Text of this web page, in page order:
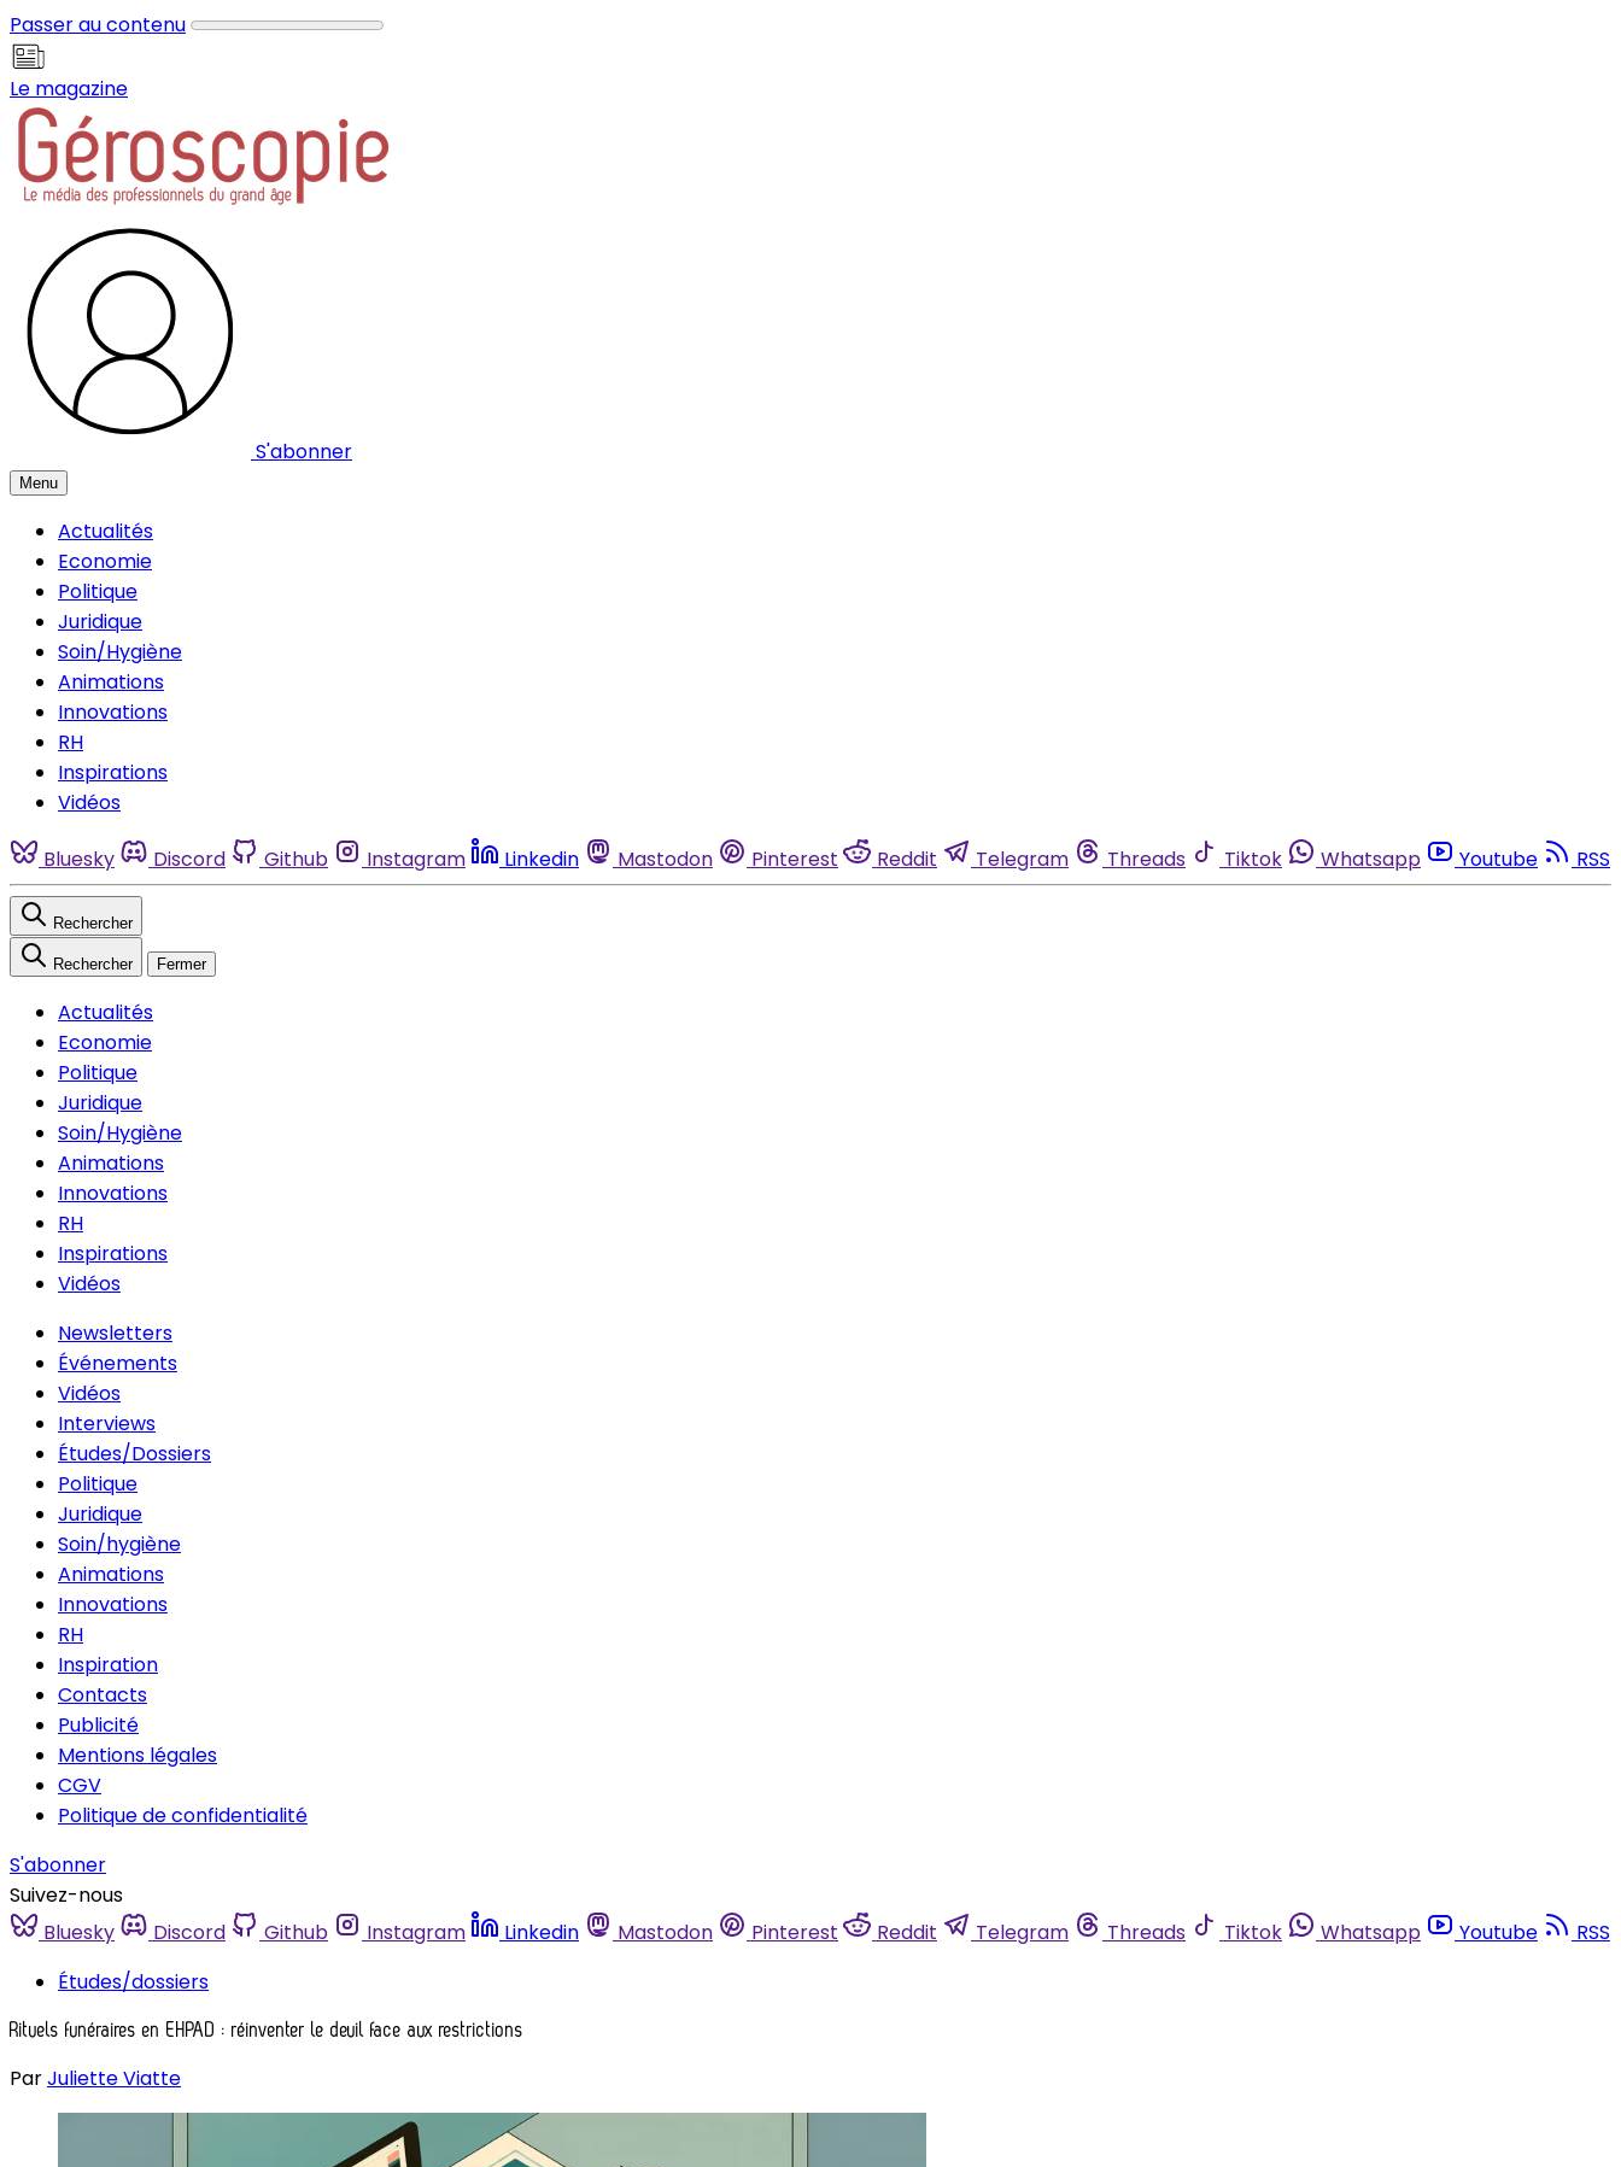
Passer au contenu
Le magazine
S'abonner
Menu
Actualités
Economie
Politique
Juridique
Soin/Hygiène
Animations
Innovations
RH
Inspirations
Vidéos
Bluesky Discord Github Instagram Linkedin Mastodon Pinterest Reddit Telegram Threads Tiktok Whatsapp Youtube RSS
Rechercher
Rechercher Fermer
Actualités
Economie
Politique
Juridique
Soin/Hygiène
Animations
Innovations
RH
Inspirations
Vidéos
Newsletters
Événements
Vidéos
Interviews
Études/Dossiers
Politique
Juridique
Soin/hygiène
Animations
Innovations
RH
Inspiration
Contacts
Publicité
Mentions légales
CGV
Politique de confidentialité
S'abonner
Suivez-nous
Bluesky
Discord Github Instagram Linkedin Mastodon Pinterest Reddit Telegram Threads Tiktok Whatsapp Youtube
RSS
Études/dossiers
Rituels funéraires en EHPAD : réinventer le deuil face aux restrictions
ParJuliette Viatte
Panneau de gestion des cookies